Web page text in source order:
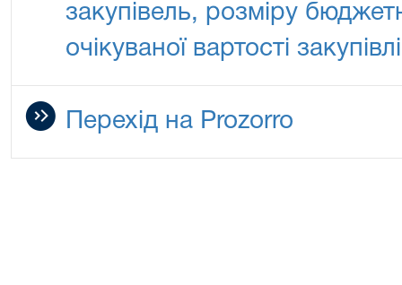
закупівель, розміру
очікуваної вартості закупівлі
Перехід на Prozorro